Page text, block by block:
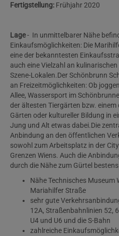
Fertigstellung: Frühjahr 2020
Lage- In unmittelbarer Nähe
Einkaufsmöglichkeiten: Die
eine der bekanntesten
auch eine Vielzahl an
Szene-Lokalen.Der Schönbrunn
an Freizeitmöglichkeiten: Ob
Allee, Wassersport im
der ältesten Tiergärten bzw.
Gärten oder kultureller Bildung in
Jung und Alt etwas dabei.Die
Anbindung an den öffentlichen
sowohl zum Arbeitsplatz in der
Grenzen Wiens. Auch die
durch die Nähe zum Gürtel
Nähe Technisches Museum
Mariahilfer Straße
sehr gute
12A, Straßenbahnlinien 52,
U4 und U6 und die S-Bahn
zahlreiche